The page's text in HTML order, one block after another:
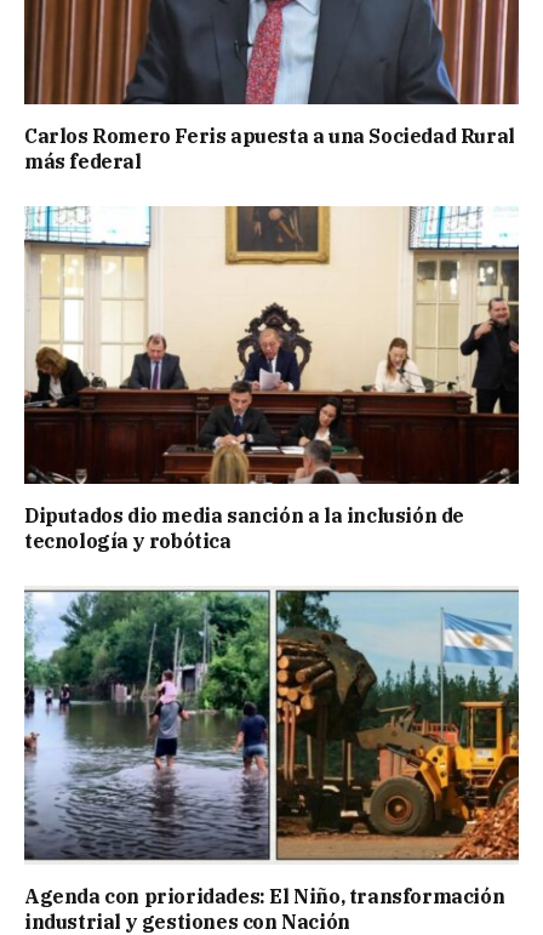
Carlos Romero Feris apuesta a una Sociedad Rural
más federal
Diputados dio media sanción a la inclusión de
tecnología y robótica
Agenda con prioridades: El Niño, transformación
industrial y gestiones con Nación